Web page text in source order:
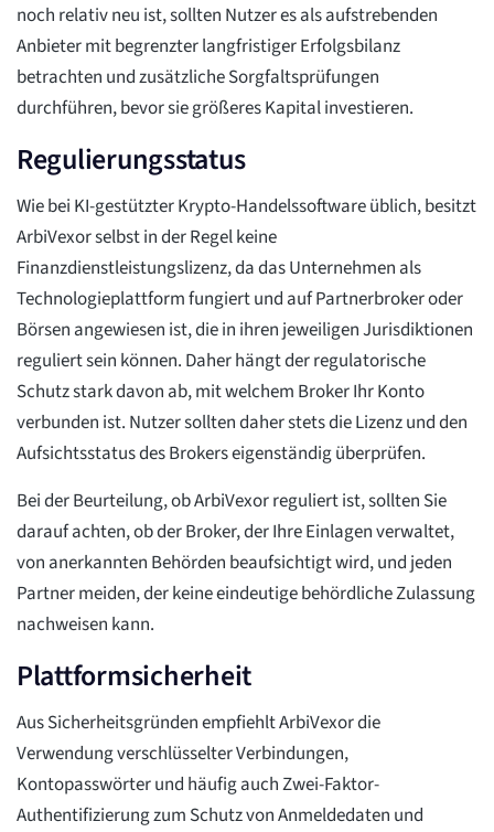
noch relativ neu ist, sollten Nutzer es als aufstrebenden
Anbieter mit begrenzter langfristiger Erfolgsbilanz
betrachten und zusätzliche Sorgfaltsprüfungen
durchführen, bevor sie größeres Kapital investieren.
Regulierungsstatus
Wie bei KI-gestützter Krypto-Handelssoftware üblich, besitzt
ArbiVexor selbst in der Regel keine
Finanzdienstleistungslizenz, da das Unternehmen als
Technologieplattform fungiert und auf Partnerbroker oder
Börsen angewiesen ist, die in ihren jeweiligen Jurisdiktionen
reguliert sein können. Daher hängt der regulatorische
Schutz stark davon ab, mit welchem Broker Ihr Konto
verbunden ist. Nutzer sollten daher stets die Lizenz und den
Aufsichtsstatus des Brokers eigenständig überprüfen.
Bei der Beurteilung, ob ArbiVexor reguliert ist, sollten Sie
darauf achten, ob der Broker, der Ihre Einlagen verwaltet,
von anerkannten Behörden beaufsichtigt wird, und jeden
Partner meiden, der keine eindeutige behördliche Zulassung
nachweisen kann.
Plattformsicherheit
Aus Sicherheitsgründen empfiehlt ArbiVexor die
Verwendung verschlüsselter Verbindungen,
Kontopasswörter und häufig auch Zwei-Faktor-
Authentifizierung zum Schutz von Anmeldedaten und